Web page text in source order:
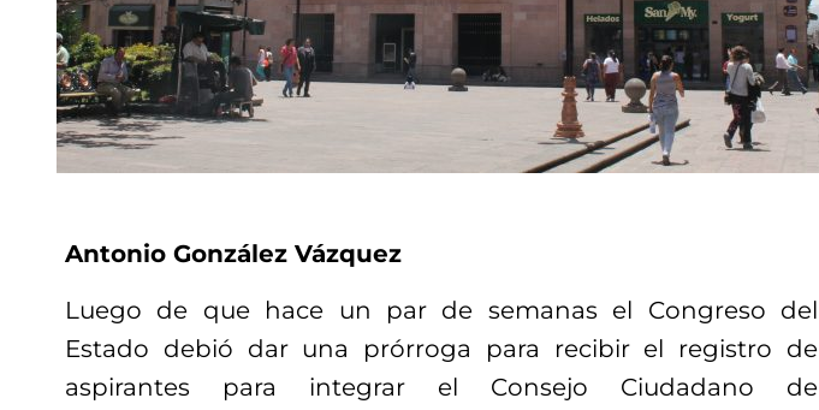
Antonio González Vázquez
Luego de que hace un par de semanas el Congreso del
Estado debió dar una prórroga para recibir el registro de
aspirantes para integrar el Consejo Ciudadano de